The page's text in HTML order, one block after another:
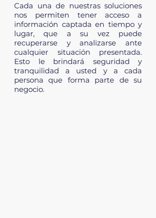
Cada una de nuestras soluciones
nos permiten tener acceso a
información captada en tiempo y
lugar, que a su vez puede
recuperarse y analizarse ante
cualquier situación presentada.
Esto le brindará seguridad y
tranquilidad a usted y a cada
persona que forma parte de su
negocio.